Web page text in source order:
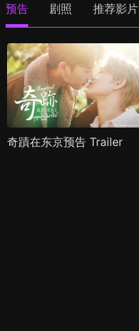
预告 剧照 推荐影片
奇蹟在东京预告 Trailer